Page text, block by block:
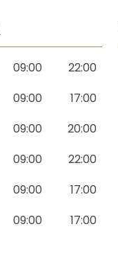
09:00
22:00
09:00
17:00
09:00
20:00
09:00
22:00
09:00
17:00
09:00 17:00